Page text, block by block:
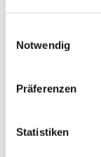
Notwendig
Präferenzen
Statistiken